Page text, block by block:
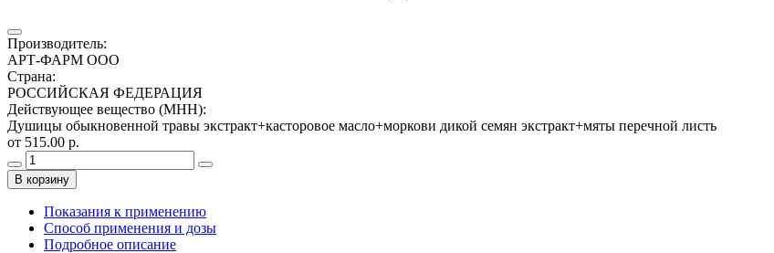
Производитель:
АРТ-ФАРМ ООО
Страна:
РОССИЙСКАЯ ФЕДЕРАЦИЯ
Действующее вещество (МНН):
Душицы обыкновенной травы экстракт+касторовое масло+моркови дикой семян экстракт+мяты перечной листь
от 515.00 р.
В корзину
Показания к применению
Способ применения и дозы
Подробное описание